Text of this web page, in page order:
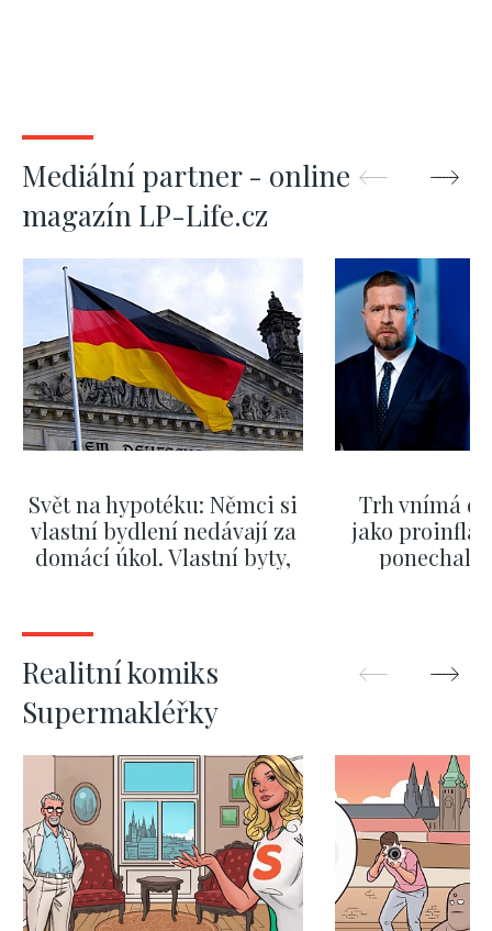
Mediální partner - online
magazín LP-Life.cz
Svět na hypotéku: Němci si
vlastní bydlení nedávají za
domácí úkol. Vlastní byty,
Trh vnímá
jako
ponechali
Realitní komiks
Supermakléřky